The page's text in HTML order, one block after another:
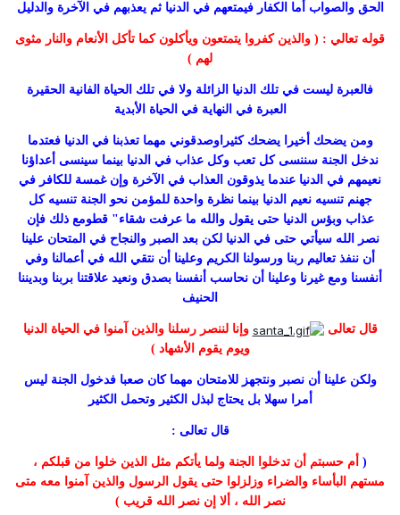
الحق والصواب أما الكفار فيمتعهم في الدنيا ثم يعذبهم في الآخرة والدليل
قوله تعالي
: ( والذين كفروا يتمتعون ويأكلون كما تأكل الأنعام والنار مثوى
لهم )
فالعبرة ليست في تلك الدنيا الزائلة ولا في تلك الحياة الفانية الحقيرة
العبرة في النهاية في الحياة الأبدية
ومن يضحك أخيرا يضحك كثيراوصدقوني مهما تعذبنا في الدنيا فعتدما
ندخل الجنة سننسى كل تعب وكل عذاب في الدنيا بينما سينسى أعداؤنا
نعيمهم في الدنيا عندما يذوقون العذاب في الآخرة وإن غمسة للكافر في
جهنم تنسيه نعيم الدنيا بينما نظرة واحدة للمؤمن نحو الجنة تنسيه كل
عذاب وبؤس الدنيا حتى يقول والله ما عرفت شقاء" قطومع ذلك فإن
نصر الله سيأتي حتى في الدنيا لكن بعد الصبر والنجاح في المتحان علينا
أن ننفذ تعاليم ربنا ورسولنا الكريم وعلينا أن نتقي الله في أعمالنا وفي
أنفسنا ومع غيرنا وعلينا أن نحاسب أنفسنا بصدق ونعيد علاقتنا بربنا وبديننا
الحنيف
قال تعالى
وإنا لننصر رسلنا والذين آمنوا في الحياة الدنيا
ويوم يقوم الأشهاد )
ولكن علينا أن نصبر ونتجهز للامتحان مهما كان صعبا فدخول الجنة ليس
أمرا سهلا بل يحتاج لبذل الكثير وتحمل الكثير
قال تعالى :
(أم حسبتم أن تدخلوا الجنة ولما يأتكم مثل الذين خلوا من قبلكم ،
مستهم البأساء والضراء وزلزلوا حتى يقول الرسول والذين آمنوا معه متى
نصر الله ، ألا إن نصر الله قريب )